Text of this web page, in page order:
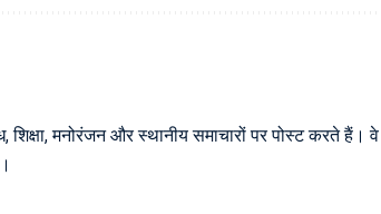
शिक्षा, मनोरंजन और स्थानीय समाचारों पर पोस्ट करते हैं। वे